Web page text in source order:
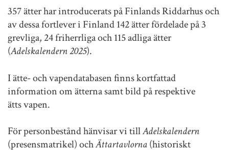
357 ätter har introducerats på Finlands Riddarhus och
av dessa fortlever i Finland 142 ätter fördelade på 3
grevliga, 24 friherrliga och 115 adliga ätter
(Adelskalendern 2025).
I ätte- och vapendatabasen finns kortfattad
information om ätterna samt bild på respektive
ätts vapen.
För personbestånd hänvisar vi tillAdelskalendern
(presensmatrikel) ochÄttartavlorna(historiskt